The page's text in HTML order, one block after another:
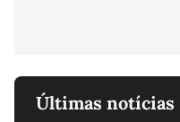
Últimas notícias